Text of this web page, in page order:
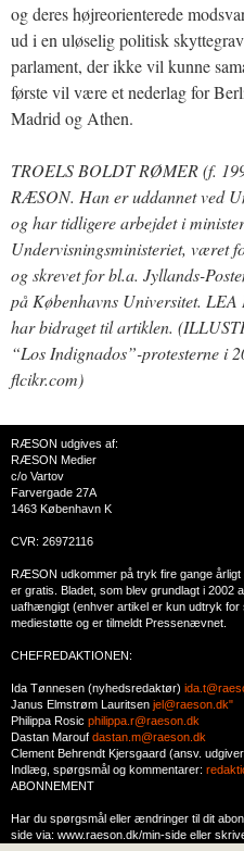
og deres højreorienterede
ud i en uløselig politisk
parlament, der ikke vil kunne
første vil være et nederlag for
Madrid og Athen.
TROELS BOLDT RØMER (f.
RÆSON. Han er uddannet ved
og har tidligere arbejdet i
Undervisningsministeriet, været
og skrevet for bl.a. Jyllands-
på Københavns Universitet.
har bidraget til artiklen.
“Los Indignados”-protesterne i
flcikr.com)
RÆSON udgives af:
RÆSON Medier
c/o Vartov
Farvergade 27A
1463 København K
CVR: 26972116
RÆSON udkommer på tryk fire gange
er gratis. Bladet, som blev grundlagt i 2002
uafhængigt (enhver artikel er kun udtryk for
mediestøtte og er tilmeldt Pressenævnet.
CHEFREDAKTIONEN:
Ida Tønnesen (nyhedsredaktør)
Janus Elmstrøm Lauritsen jel@raeson.dk"
Philippa Rosic philippa.r@raeson.dk
Dastan Marouf dastan.m@raeson.dk
Clement Behrendt Kjersgaard (ansv.
Indlæg, spørgsmål og kommentarer:
ABONNEMENT
Har du spørgsmål eller ændringer til dit
side via: www.raeson.dk/min-side eller